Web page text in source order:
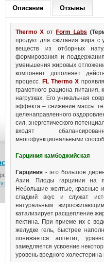
Описание Отзывы
Thermo X от Form Labs
продукт для сжигания жира с
веществ из отборных
формирования и
уменьшения жировых
компонент дополняет
процесс. FL Thermo X
грамотного рациона питания,
нагрузках. Его уникальная
эффекта – снижение массы
целенаправленного
сил, энергетического
входят
многофункциональными
Гарциния камбоджийская
Гарциния - это большое
Азии. Плоды гарцинии на
Небольшие желтые, красные
сладкий вкус и служат
натуральным
катализирует расщепление
пектина. При приеме их с
желудке гель, быстрее
понижается аппетит,
замедляется усвоение
уровень вредного холестерина
1-й этаж (возле метро
© 2016